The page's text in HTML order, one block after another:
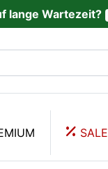
lange Wartezeit?
SALE